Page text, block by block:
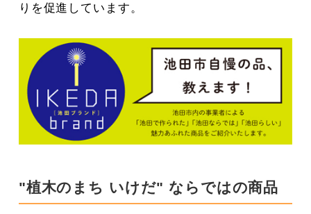
りを促進しています。
"植木のまち いけだ" ならではの商品